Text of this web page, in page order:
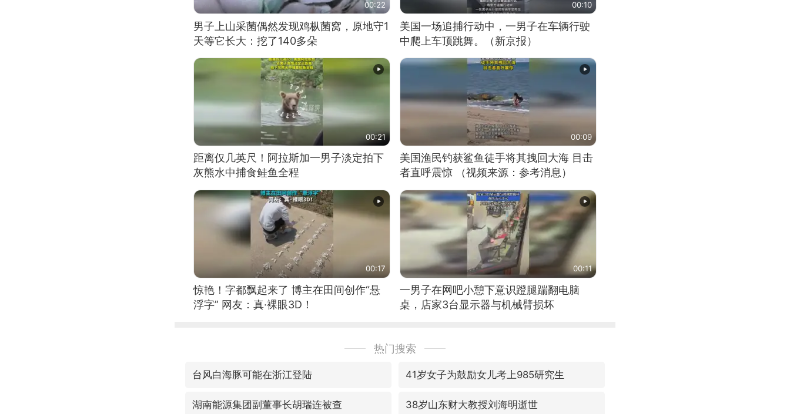
00:22
男子上山采菌偶然发现鸡枞菌窝，原地守1
天等它长大：挖了140多朵
00:10
美国一场追捕行动中，一男子在车辆行驶
中爬上车顶跳舞。（新京报）
00:21
距离仅几英尺！阿拉斯加一男子淡定拍下
灰熊水中捕食鲑鱼全程
00:09
美国渔民钓获鲨鱼徒手将其拽回大海 目击
者直呼震惊 （视频来源：参考消息）
00:17
惊艳！字都飘起来了 博主在田间创作“悬
浮字” 网友：真·裸眼3D！
00:11
一男子在网吧小憩下意识蹬腿踹翻电脑
桌，店家3台显示器与机械臂损坏
热门搜索
台风白海豚可能在浙江登陆 41岁女子为鼓励女儿考上985研究生
湖南能源集团副董事长胡瑞连被查 38岁山东财大教授刘海明逝世